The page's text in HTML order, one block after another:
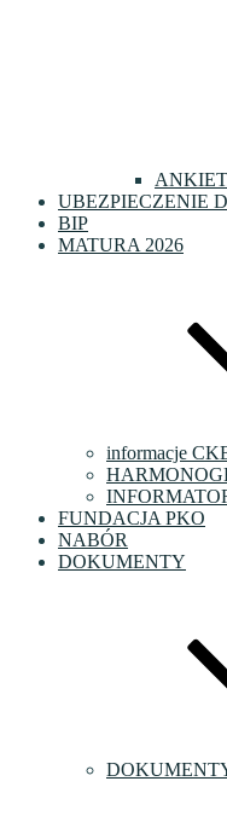
UBEZPIECZENIE
BIP
MATURA 2026
informacje
FUNDACJA PKO
NABÓR
DOKUMENTY